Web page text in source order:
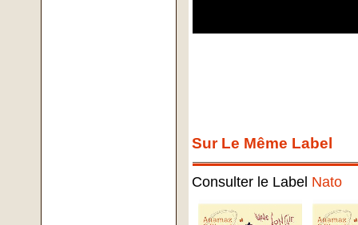
Sur Le Même Label
Consulter le Label Nato